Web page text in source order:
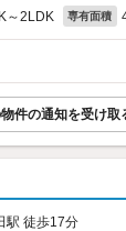
～2LDK 専有面積
件の通知を受け取
駅 徒歩17分